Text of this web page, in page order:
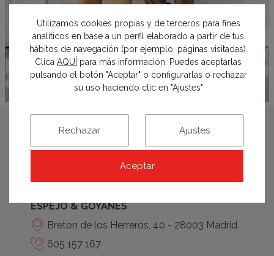
Cristina Espejo y
Marta Goyanes
ESPEJO & GOYANES
Breton de los Herreros, 40 - 28003 Madrid
605 157 167
Utilizamos cookies propias y de terceros para fines
analíticos en base a un perfil elaborado a partir de tus
hábitos de navegación (por ejemplo, páginas visitadas).
Clica AQUÍ para más información. Puedes aceptarlas
pulsando el botón "Aceptar" o configurarlas o rechazar
su uso haciendo clic en "Ajustes"
Aceptar
Rechazar Ajustes